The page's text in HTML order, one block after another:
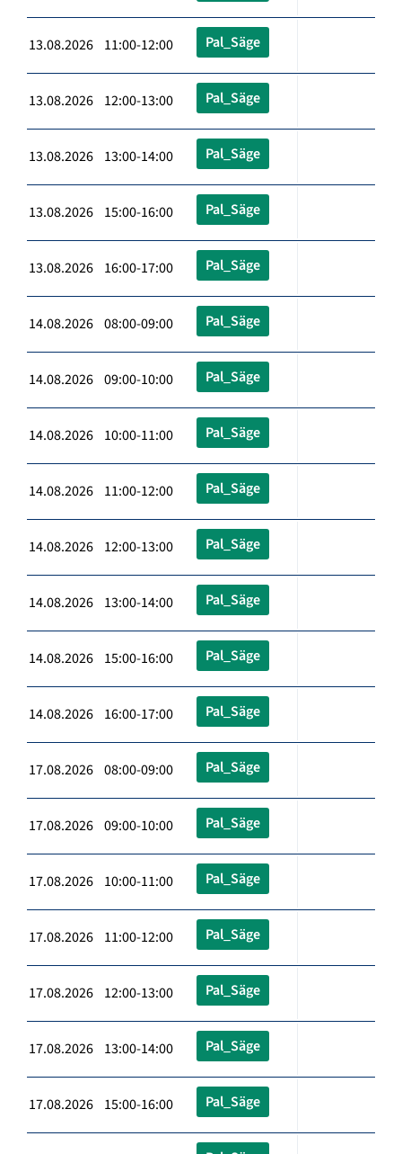
13.08.2026 11:00-12:00 Pal_Säge
13.08.2026 12:00-13:00 Pal_Säge
13.08.2026 13:00-14:00 Pal_Säge
13.08.2026 15:00-16:00 Pal_Säge
13.08.2026 16:00-17:00 Pal_Säge
14.08.2026 08:00-09:00 Pal_Säge
14.08.2026 09:00-10:00 Pal_Säge
14.08.2026 10:00-11:00 Pal_Säge
14.08.2026 11:00-12:00 Pal_Säge
14.08.2026 12:00-13:00 Pal_Säge
14.08.2026 13:00-14:00 Pal_Säge
14.08.2026 15:00-16:00 Pal_Säge
14.08.2026 16:00-17:00 Pal_Säge
17.08.2026 08:00-09:00 Pal_Säge
17.08.2026 09:00-10:00 Pal_Säge
17.08.2026 10:00-11:00 Pal_Säge
17.08.2026 11:00-12:00 Pal_Säge
17.08.2026 12:00-13:00 Pal_Säge
17.08.2026 13:00-14:00 Pal_Säge
17.08.2026 15:00-16:00 Pal_Säge